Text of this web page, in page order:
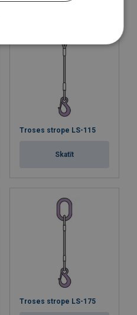
Troses strope LS-115
Skatīt
Troses strope LS-175